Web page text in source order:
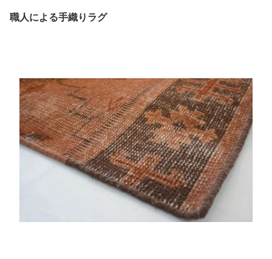
0cm スラット幅25mm P
VC 木目調 ホワイト ダー
50mm 横型 バスウッド
高級感 おしゃれ 木目 遮
職人による手織りラグ